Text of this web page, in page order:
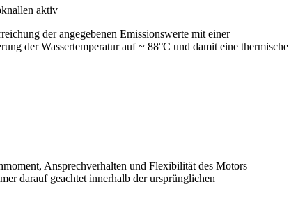
aktiv
der angegebenen Emissionswerte mit einer
der Wassertemperatur auf ~ 88°C und damit eine thermische
Ansprechverhalten und Flexibilität des Motors
darauf geachtet innerhalb der ursprünglichen